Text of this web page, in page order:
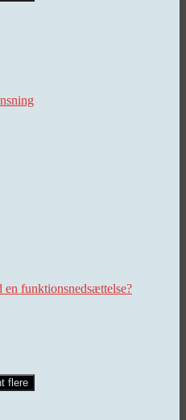
en funktionsnedsættelse?
flere